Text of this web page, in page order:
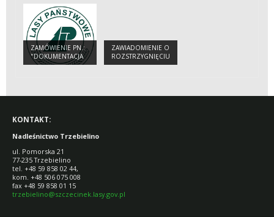
ZAMÓWIENIE PN.:
"DOKUMENTACJA
KOSZTORYSOWO-
TRZEBIELINO"
ZAWIADOMIENIE O
ROZSTRZYGNIĘCIU
PRZETARGU
KONTAKT:
Nadleśnictwo Trzebielino
ul. Pomorska 21
77-235 Trzebielino
tel. +48 59 858 02 44,
kom. +48 506 075 008
fax +48 59 858 01 15
trzebielino@szczecinek.lasy.gov.pl